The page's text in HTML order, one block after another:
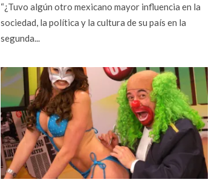
“¿Tuvo algún otro mexicano mayor influencia en la
sociedad, la política y la cultura de su país en la
segunda...